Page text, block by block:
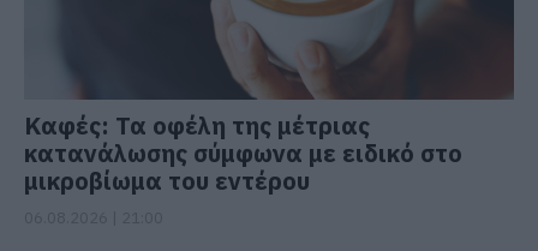
Καφές: Τα οφέλη της μέτριας
κατανάλωσης σύμφωνα με ειδικό στο
μικροβίωμα του εντέρου